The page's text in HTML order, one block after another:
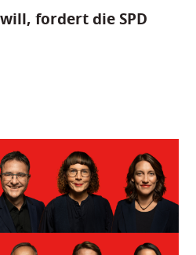
fordert die SPD